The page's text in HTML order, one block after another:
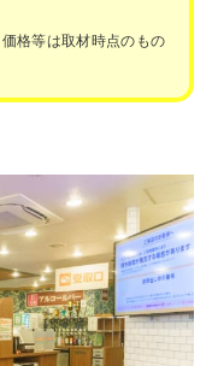
格等は取材時点のもの